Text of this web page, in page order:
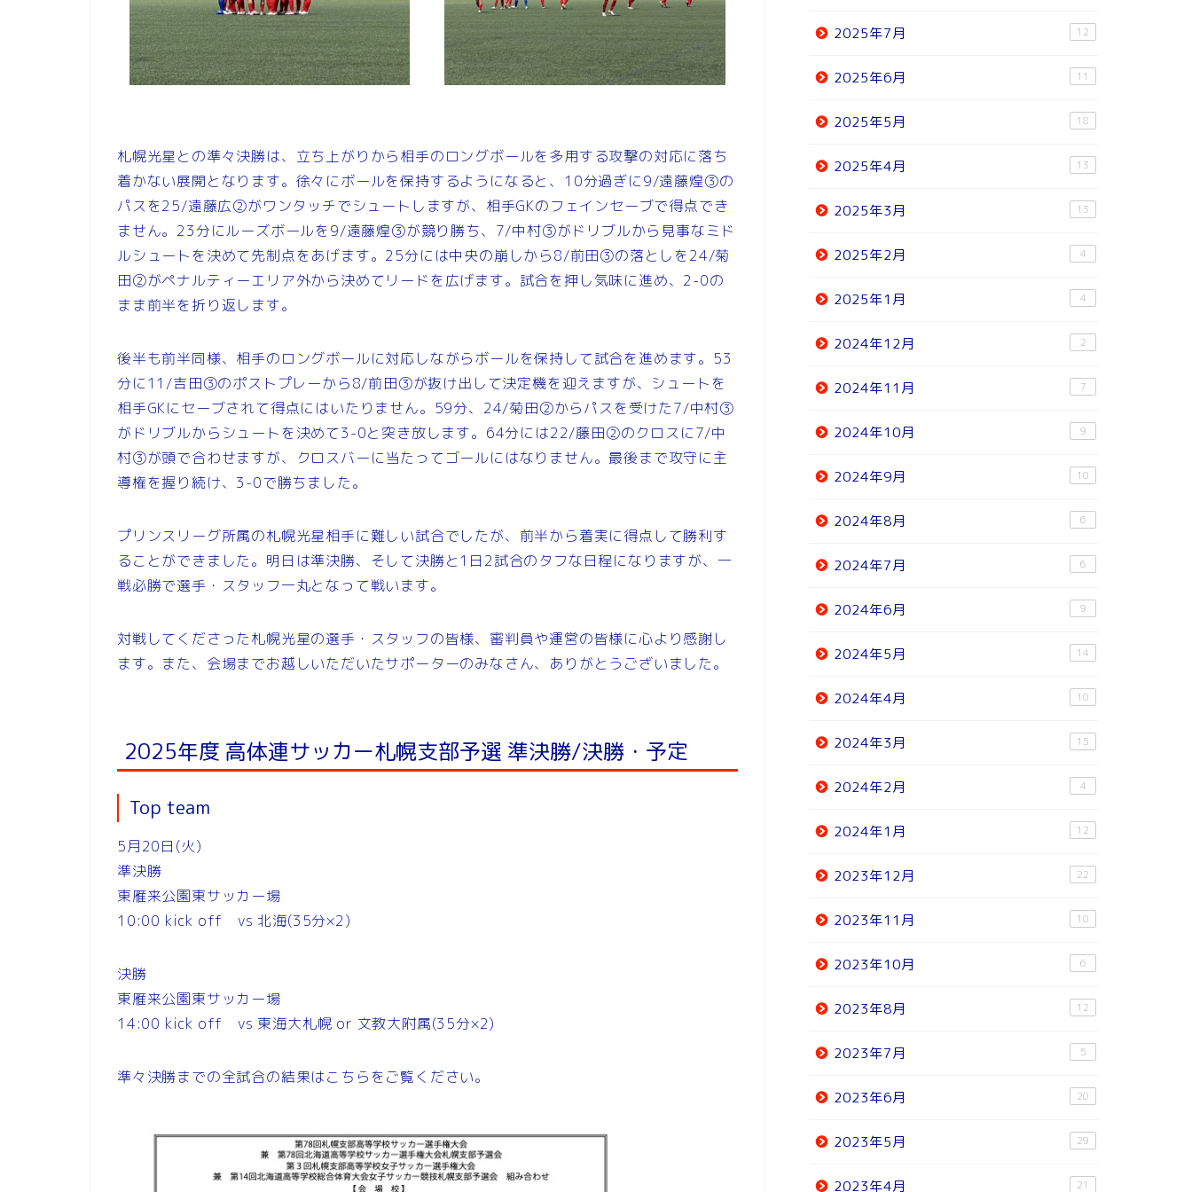
札幌光星との準々決勝は、立ち上がりから相手のロングボールを多用する攻撃の対応に落ち
着かない展開となります。徐々にボールを保持するようになると、10分過ぎに9/遠藤煌③の
パスを25/遠藤広②がワンタッチでシュートしますが、相手GKのフェインセーブで得点でき
ません。23分にルーズボールを9/遠藤煌③が競り勝ち、7/中村③がドリブルから見事なミド
ルシュートを決めて先制点をあげます。25分には中央の崩しから8/前田③の落としを24/菊
田②がペナルティーエリア外から決めてリードを広げます。試合を押し気味に進め、2-0の
まま前半を折り返します。
後半も前半同様、相手のロングボールに対応しながらボールを保持して試合を進めます。53
分に11/吉田③のポストプレーから8/前田③が抜け出して決定機を迎えますが、シュートを
相手GKにセーブされて得点にはいたりません。59分、24/菊田②からパスを受けた7/中村③
がドリブルからシュートを決めて3-0と突き放します。64分には22/藤田②のクロスに7/中
村③が頭で合わせますが、クロスバーに当たってゴールにはなりません。最後まで攻守に主
導権を握り続け、3-0で勝ちました。
プリンスリーグ所属の札幌光星相手に難しい試合でしたが、前半から着実に得点して勝利す
ることができました。明日は準決勝、そして決勝と1日2試合のタフな日程になりますが、一
戦必勝で選手・スタッフ一丸となって戦います。
対戦してくださった札幌光星の選手・スタッフの皆様、審判員や運営の皆様に心より感謝し
ます。また、会場までお越しいただいたサポーターのみなさん、ありがとうございました。
2025年度 高体連サッカー札幌支部予選 準決勝/決勝・予定
Top team
5月20日(火)
準決勝
東雁来公園東サッカー場
10:00 kick off vs 北海(35分×2)
決勝
東雁来公園東サッカー場
14:00 kick off vs 東海大札幌 or 文教大附属(35分×2)
準々決勝までの全試合の結果はこちらをご覧ください。
2025年7月 12
2025年6月 11
2025年5月 18
2025年4月 13
2025年3月 13
2025年2月 4
2025年1月 4
2024年12月 2
2024年11月 7
2024年10月 9
2024年9月 10
2024年8月 6
2024年7月 6
2024年6月 9
2024年5月 14
2024年4月 10
2024年3月 15
2024年2月 4
2024年1月 12
2023年12月 22
2023年11月 10
2023年10月 6
2023年8月 12
2023年7月 5
2023年6月 20
2023年5月 29
2023年4月 21